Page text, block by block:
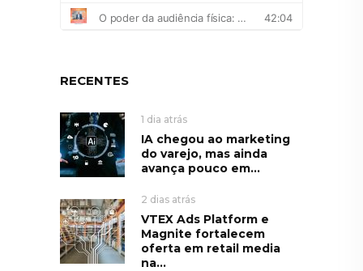
RECENTES
1 dia atrás
IA chegou ao marketing
do varejo, mas ainda
avança pouco em...
2 dias atrás
VTEX Ads Platform e
Magnite fortalecem
oferta em retail media
na...